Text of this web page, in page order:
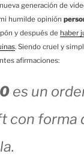
generación de
humilde opinión
y después de haber
. Siendo cruel y
afirmaciones:
es un
con forma